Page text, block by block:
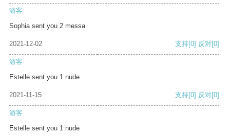
游客
Sophia sent you 2 messa
2021-12-02 支持[0] 反对[0]
游客
Estelle sent you 1 nude
2021-11-15 支持[0] 反对[0]
游客
Estelle sent you 1 nude